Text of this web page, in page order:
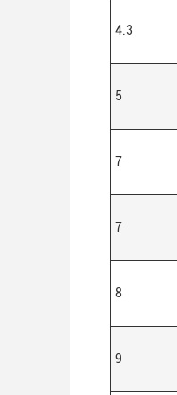
4.3
5
7
7
8
9